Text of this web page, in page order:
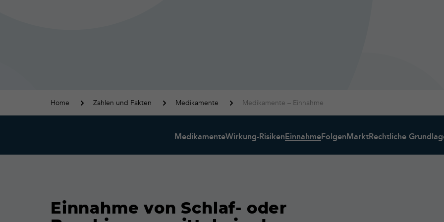
Home Zahlen und Fakten Medikamente Medikamente – Einnahme
MedikamenteWirkung-RisikenEinnahmeFolgenMarktRechtliche
Einnahme von Schlaf- oder